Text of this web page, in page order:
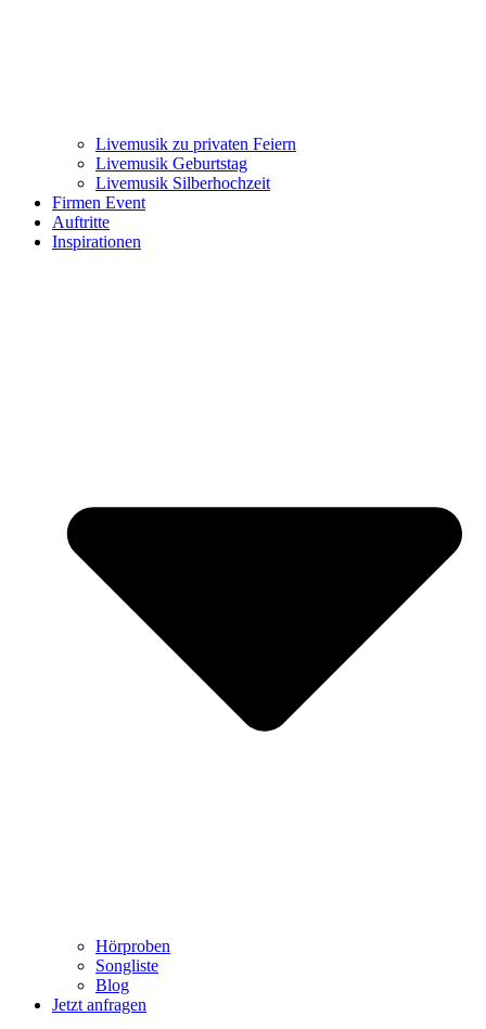
Livemusik zu privaten Feiern
Livemusik Geburtstag
Livemusik Silberhochzeit
Firmen Event
Auftritte
Inspirationen
Hörproben
Songliste
Blog
Jetzt anfragen